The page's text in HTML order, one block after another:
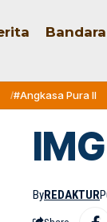
Bandara
#Angkasa Pura II
ByREDAKTUR